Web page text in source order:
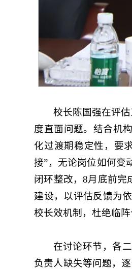
校长陈国强在评
度直面问题。结合机
化过渡期稳定性，要
接”，无论岗位如何变
闭环整改，8月底前完
建设，以评估反馈为
校长效机制，杜绝临阵
在讨论环节，各
负责人缺失等问题，